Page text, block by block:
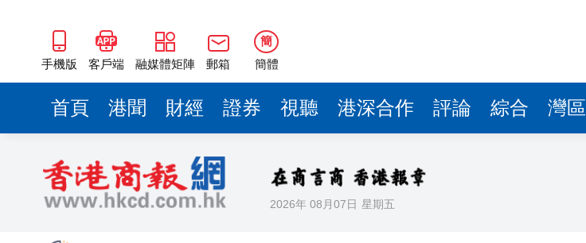
手機版 客戶端 融媒體矩陣 郵箱
簡
簡體
首頁 港聞 財經 證券 視聽 港深合作 評論 綜合 灣區
2026年 08月07日 星期五